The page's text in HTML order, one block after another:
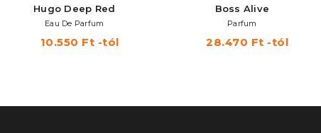
Hugo Deep Red
Eau De Parfum
10.550 Ft -tól
Boss Alive
Parfum
28.470 Ft -tól